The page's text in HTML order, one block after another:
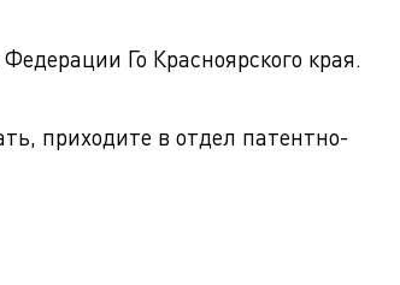
Го Красноярского края.
приходите в отдел патентно-